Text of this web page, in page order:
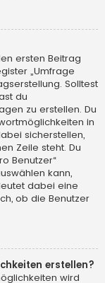
ersten Beitrag
„Umfrage
Solltest
du
zu erstellen. Du
in
sicherstellen,
Zeile steht. Du
Benutzer“
kann,
dabei eine
ob die Benutzer
erstellen?
wird